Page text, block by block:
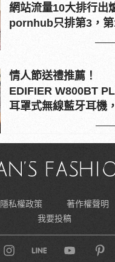
網站流量10大排行出
pornhub只排第3，第
情人節送禮推薦！
EDIFIER W800BT
耳罩式無線藍牙耳機
隱私權政策 著作權聲明
我要投稿